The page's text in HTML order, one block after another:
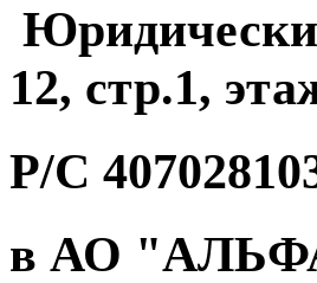
12, стр.1,
Р/С
в АО